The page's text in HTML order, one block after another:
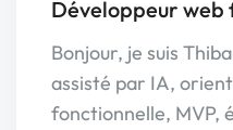
Développeur web
Bonjour, je suis
assisté par IA,
fonctionnelle, MVP,